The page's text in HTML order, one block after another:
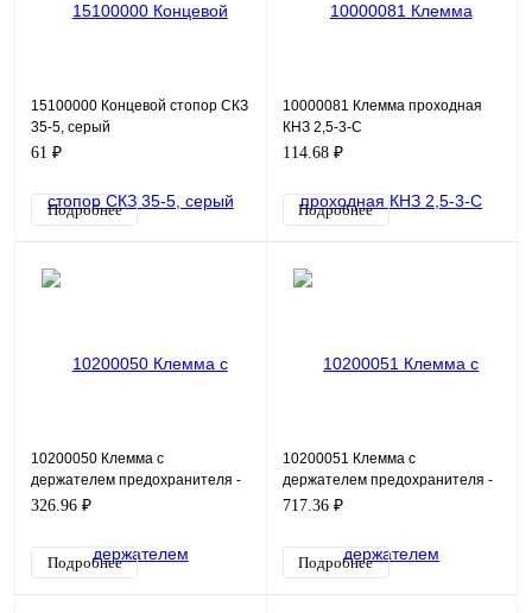
15100000 Концевой стопор СКЗ
35-5, серый
61 ₽
Подробнее
10000081 Клемма проходная
КНЗ 2,5-3-С
114.68 ₽
Подробнее
10200050 Клемма с
держателем предохранителя -
КНЗ 4-2 (5х20) (В)
326.96 ₽
Подробнее
10200051 Клемма с
держателем предохранителя -
КНЗ 4-2-24 (5х20) (В)
717.36 ₽
Подробнее